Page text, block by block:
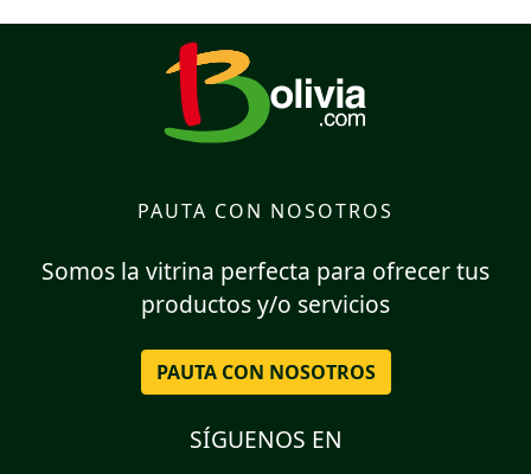
PAUTA CON NOSOTROS
Somos la vitrina perfecta para ofrecer tus
productos y/o servicios
PAUTA CON NOSOTROS
SÍGUENOS EN